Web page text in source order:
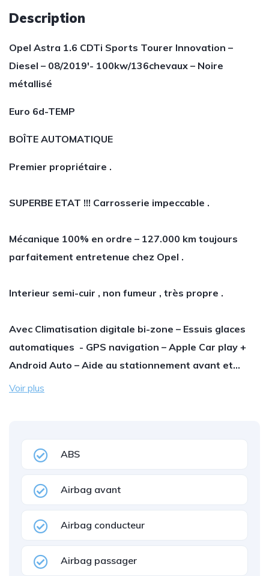
Description
Opel Astra 1.6 CDTi Sports Tourer Innovation –
Diesel – 08/2019′- 100kw/136chevaux – Noire
métallisé
Euro 6d-TEMP
BOÎTE AUTOMATIQUE
Premier propriétaire .
SUPERBE ETAT !!! Carrosserie impeccable .
Mécanique 100% en ordre – 127.000 km toujours
parfaitement entretenue chez Opel .
Interieur semi-cuir , non fumeur , très propre .
Avec Climatisation digitale bi-zone – Essuis glaces
automatiques - GPS navigation – Apple Car play +
Android Auto – Aide au stationnement avant et…
Voir plus
ABS
Airbag avant
Airbag conducteur
Airbag passager